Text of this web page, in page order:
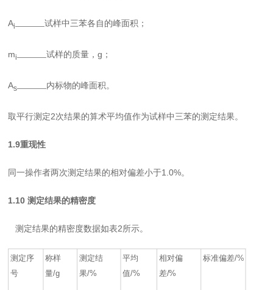
Ai————试样中三苯各自的峰面积；
mi————试样的质量，g；
As————内标物的峰面积。
取平行测定2次结果的算术平均值作为试样中三苯的测定结果。
1.9重现性
同一操作者两次测定结果的相对偏差小于1.0%。
1.10测定结果的精密度
测定结果的精密度数据如表2所示。
测定序
号
称样
量/g
测定结
果/%
平均
值/%
相对偏
差/%
标准偏差/%